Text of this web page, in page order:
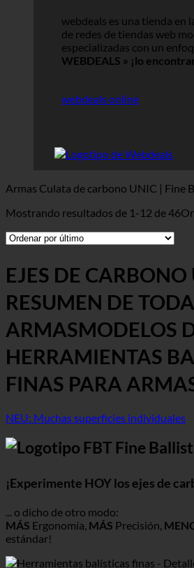
webdeals es una tienda en
de redes de tiendas web
especializadas con un
WEBDEALS » ¡lo
webdeals online
Armas Culata de carbono UNIC | Fine
Mostrando resultados de 1-12 de 46
EJES DE CARBONO
RESUMEN DE
ARMASMODELOS
HERRAMIENTAS
FINAS PARA
NEU: Muchas superficies individuales
¡Experimente HOY los ejes de
... o dicho de otro modo:
MÁS Ergonomía, MÁS Precisión,
estándar!